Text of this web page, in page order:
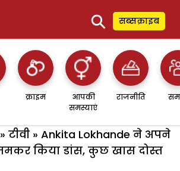
⚲ सब्सक्राइब
क्राइम
आपकी
समस्याएं
राजनीति
» टीवी » Ankita Lokhande ने अपने
किया डांस, कुछ खास दोस्त